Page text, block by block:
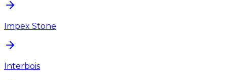
Impex Stone
Interbois